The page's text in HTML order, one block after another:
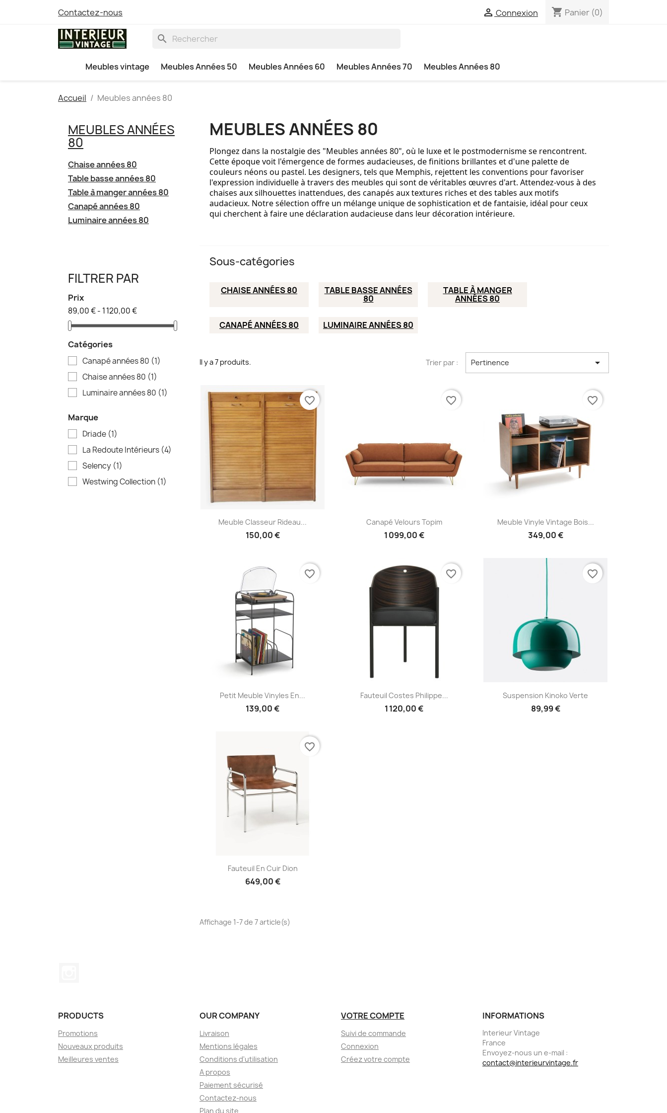
Contactez-nous  Connexion shopping_cart Panier (0)
search
Meubles vintage Meubles Années 50 Meubles Années 60 Meubles Années 70 Meubles Années 80
Accueil Meubles années 80
MEUBLES ANNÉES
80
Chaise années 80
Table basse années 80
Table à manger années 80
Canapé années 80
Luminaire années 80
FILTRER PAR
Prix
89,00 € - 1 120,00 €
Catégories
Canapé années 80 (1)
Chaise années 80 (1)
Luminaire années 80 (1)
Marque
Driade (1)
La Redoute Intérieurs (4)
Selency (1)
Westwing Collection (1)
MEUBLES ANNÉES 80
Plongez dans la nostalgie des "Meubles années 80", où le luxe et le postmodernisme se rencontrent.
Cette époque voit l'émergence de formes audacieuses, de finitions brillantes et d'une palette de
couleurs néons ou pastel. Les designers, tels que Memphis, rejettent les conventions pour favoriser
l'expression individuelle à travers des meubles qui sont de véritables œuvres d'art. Attendez-vous à des
chaises aux silhouettes inattendues, des canapés aux textures riches et des tables aux motifs
audacieux. Notre sélection offre un mélange unique de sophistication et de fantaisie, idéal pour ceux
qui cherchent à faire une déclaration audacieuse dans leur décoration intérieure.
Sous-catégories
CHAISE ANNÉES 80 TABLE BASSE ANNÉES
80
TABLE À MANGER
ANNÉES 80
CANAPÉ ANNÉES 80 LUMINAIRE ANNÉES 80
Il y a 7 produits. Trier par : Pertinence 
Aperçu rapide
Meuble Classeur Rideau...
150,00 €
favorite_border
Aperçu rapide
Canapé Velours Topim
1 099,00 €
favorite_border
Aperçu rapide
Meuble Vinyle Vintage Bois...
349,00 €
favorite_border
Aperçu rapide
Petit Meuble Vinyles En...
139,00 €
favorite_border
Aperçu rapide
Fauteuil Costes Philippe...
1 120,00 €
favorite_border
Aperçu rapide
Suspension Kinoko Verte
89,99 €
favorite_border
Aperçu rapide
Fauteuil En Cuir Dion
649,00 €
favorite_border
Affichage 1-7 de 7 article(s)
PRODUCTS
Promotions
Nouveaux produits
Meilleures ventes
OUR COMPANY
Livraison
Mentions légales
Conditions d'utilisation
A propos
Paiement sécurisé
Contactez-nous
Plan du site
VOTRE COMPTE
Suivi de commande
Connexion
Créez votre compte
INFORMATIONS
Interieur Vintage
France
Envoyez-nous un e-mail :
contact@interieurvintage.fr